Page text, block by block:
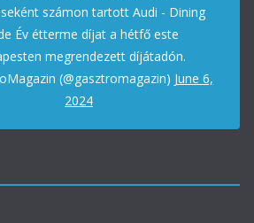
számon tartott Audi - Dining
Év étterme díjat a hétfő este
megrendezett díjátadón.
(@gasztromagazin) June 6,
2024